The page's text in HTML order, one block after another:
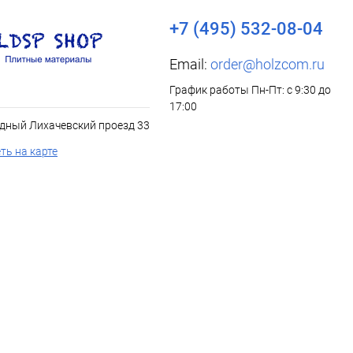
Лихачевский проезд 33
на карте
+7 (495) 532-08-04
Email: order@holzcom.ru
График работы Пн-Пт: с 9:30 до
17:00